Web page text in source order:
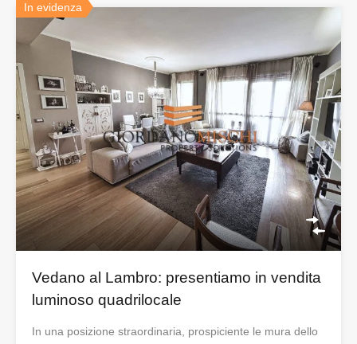
In evidenza
Vedano al Lambro: presentiamo in vendita
luminoso quadrilocale
In una posizione straordinaria, prospiciente le mura dello